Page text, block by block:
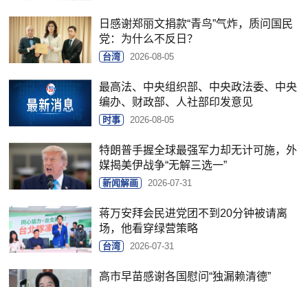
日感谢郑丽文捐款“青鸟”气炸，质问国民
党：为什么不反日？
台湾 2026-08-05
最高法、中央组织部、中央政法委、中央
编办、财政部、人社部印发意见
时事 2026-08-05
特朗普手握全球最强军力却无计可施，外
媒揭美伊战争“无解三选一”
新闻解画 2026-07-31
蒋万安拜会民进党团不到20分钟被请离
场，他看穿绿营策略
台湾 2026-07-31
高市早苗感谢各国慰问“独漏赖清德”